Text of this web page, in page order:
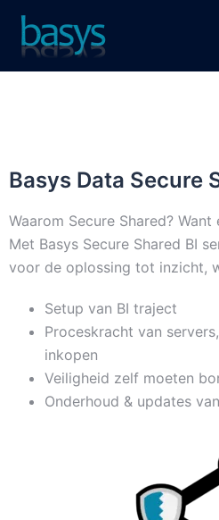
Basys Data Secure
Waarom Secure Shared?
Met Basys Secure Shared BI
voor de oplossing tot inzicht,
Setup van BI traject
Proceskracht van
inkopen
Veiligheid zelf moeten
Onderhoud & updates